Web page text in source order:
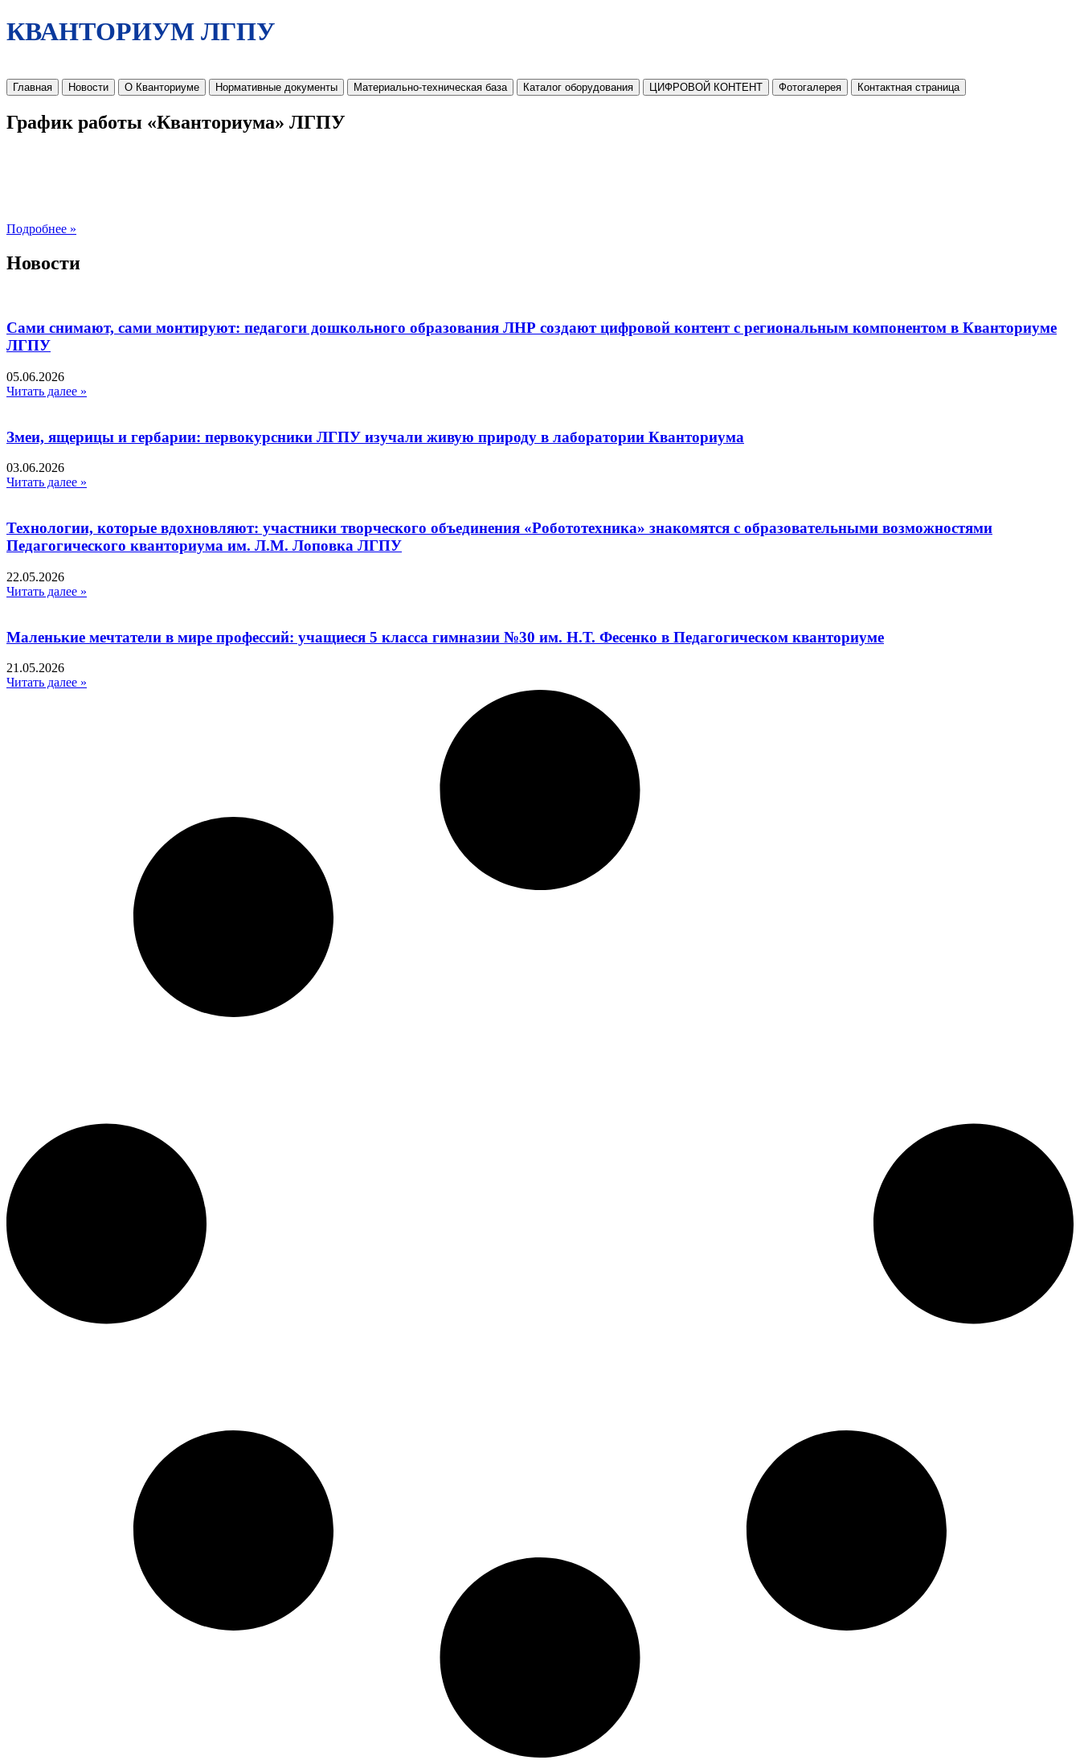
КВАНТОРИУМ ЛГПУ
Главная Новости О Кванториуме Нормативные документы Материально-техническая база Каталог оборудования ЦИФРОВОЙ КОНТЕНТ Фотогалерея Контактная страница
График работы «Кванториума» ЛГПУ
Подробнее »
Новости
Сами снимают, сами монтируют: педагоги дошкольного образования ЛНР создают цифровой контент с региональным компонентом в Кванториуме
ЛГПУ​
05.06.2026
Читать далее »
Змеи, ящерицы и гербарии: первокурсники ЛГПУ изучали живую природу в лаборатории Кванториума
03.06.2026
Читать далее »
Технологии, которые вдохновляют: участники творческого объединения «Робототехника» знакомятся с образовательными возможностями
Педагогического кванториума им. Л.М. Лоповка ЛГПУ
22.05.2026
Читать далее »
Маленькие мечтатели в мире профессий: учащиеся 5 класса гимназии №30 им. Н.Т. Фесенко в Педагогическом кванториуме
21.05.2026
Читать далее »